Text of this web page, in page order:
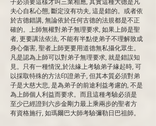
夫心自私心態, 斷定沒有功夫, 這是錯的。或者依
於古德錯講, 無論依於任何古德的法規都是不正
確的。上師無權對弟子無理要求, 如果上師是聖
者, 更要講法依法, 不能有半點使弟子不理解致成
身心傷害, 聖者上師更要用道德無私攝化眾生。
凡是認為上師可以對弟子無理要求, 就是錯誤知
見。只有一種情況,於法緣上考驗弟子緣起時, 可
以採取特殊的方法印證弟子, 但其本質必須對弟
子是大慈大悲, 是為弟子的前途利益考慮的, 不是
為上師個人利益而要求。而且這種考驗必須是
至少已經證到六步金剛力最上乘兩步的聖者方
有資格施行, 如瑪爾巴大師考驗彌勒日巴祖師。